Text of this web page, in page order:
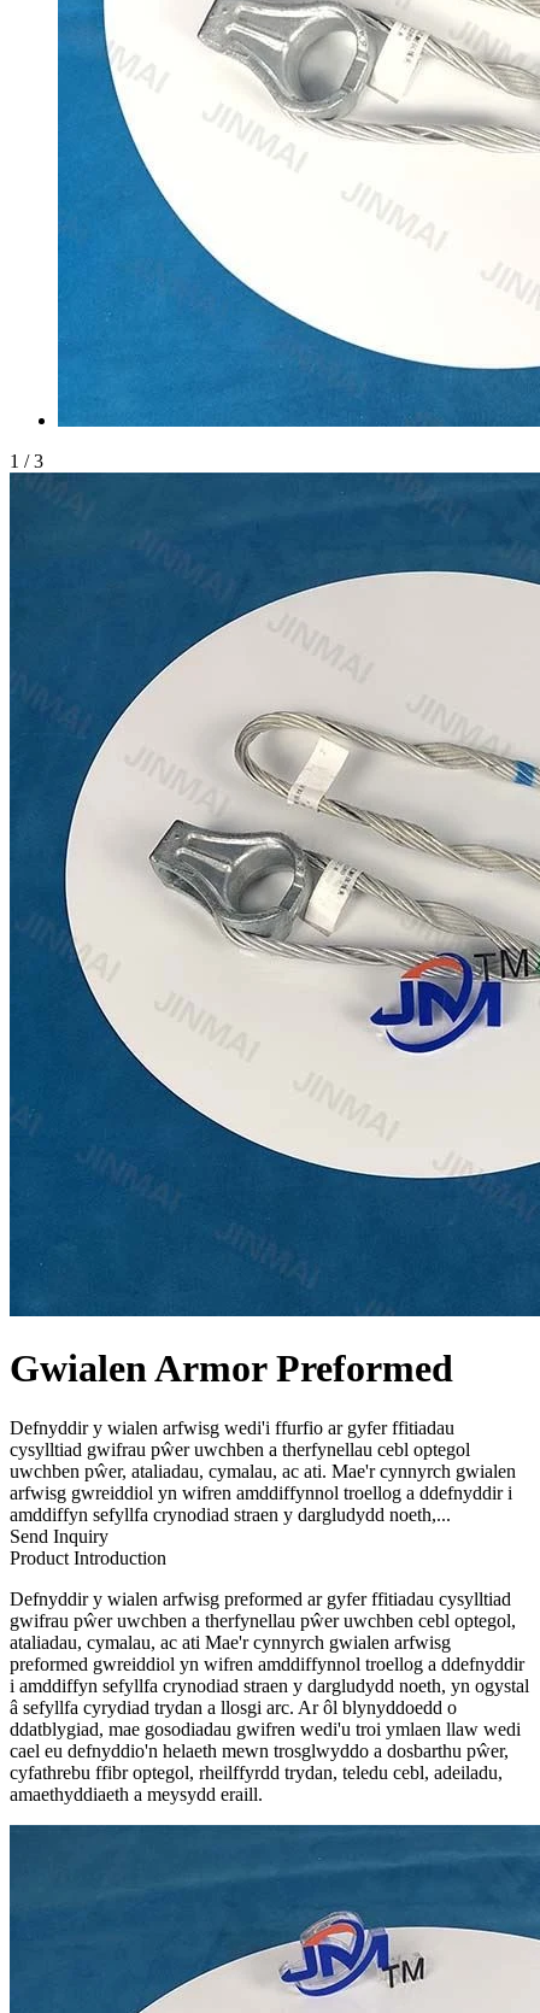
1 / 3
Gwialen Armor Preformed
Defnyddir y wialen arfwisg wedi'i ffurfio ar gyfer ffitiadau
cysylltiad gwifrau pŵer uwchben a therfynellau cebl optegol
uwchben pŵer, ataliadau, cymalau, ac ati. Mae'r cynnyrch gwialen
arfwisg gwreiddiol yn wifren amddiffynnol troellog a ddefnyddir i
amddiffyn sefyllfa crynodiad straen y dargludydd noeth,...
Send Inquiry
Product Introduction
Defnyddir y wialen arfwisg preformed ar gyfer ffitiadau cysylltiad
gwifrau pŵer uwchben a therfynellau pŵer uwchben cebl optegol,
ataliadau, cymalau, ac ati Mae'r cynnyrch gwialen arfwisg
preformed gwreiddiol yn wifren amddiffynnol troellog a ddefnyddir
i amddiffyn sefyllfa crynodiad straen y dargludydd noeth, yn ogystal
â sefyllfa cyrydiad trydan a llosgi arc. Ar ôl blynyddoedd o
ddatblygiad, mae gosodiadau gwifren wedi'u troi ymlaen llaw wedi
cael eu defnyddio'n helaeth mewn trosglwyddo a dosbarthu pŵer,
cyfathrebu ffibr optegol, rheilffyrdd trydan, teledu cebl, adeiladu,
amaethyddiaeth a meysydd eraill.